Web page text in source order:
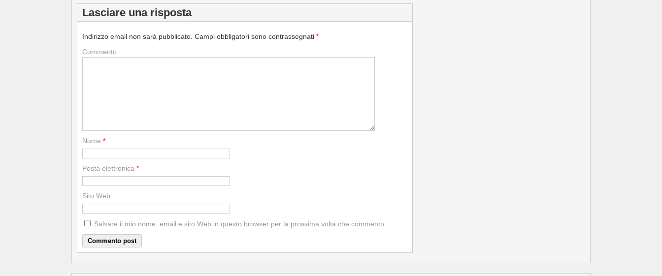
Lasciare una risposta
Indirizzo email non sarà pubblicato. Campi obbligatori sono contrassegnati *
Commento
Nome *
Posta elettronica *
Sito Web
Salvare il mio nome, email e sito Web in questo browser per la prossima volta che commento.